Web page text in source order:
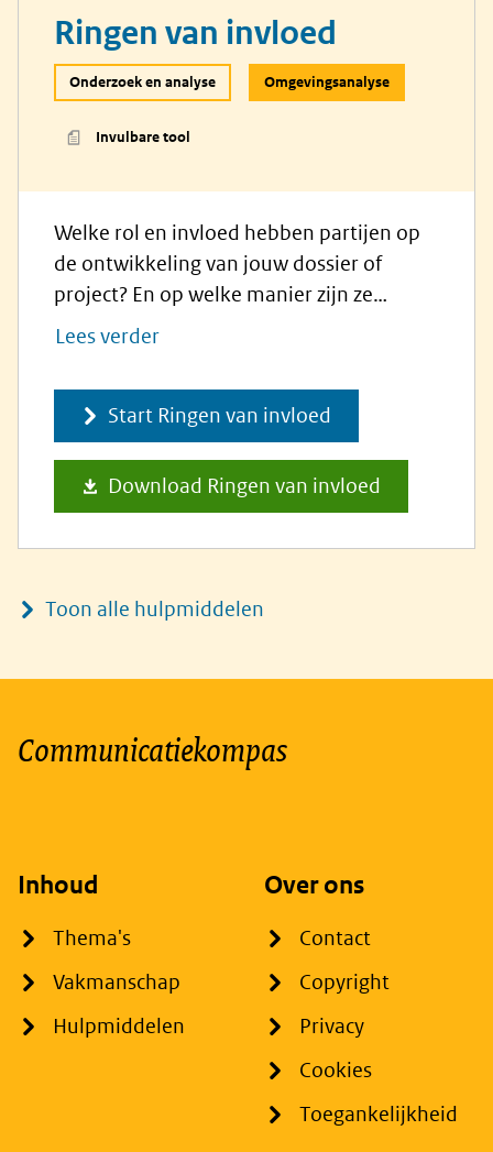
Ringen van invloed
Onderzoek en analyse Omgevingsanalyse
Invulbare tool
Welke rol en invloed hebben partijen op
de ontwikkeling van jouw dossier of
project? En op welke manier zijn ze
betrokken bij het onderwerp? Een Ringen
levert waardevolle bouwstenen op voor je
communicatiestrategie.
Lees verder
Start Ringen van invloed
Download Ringen van invloed
Toon alle hulpmiddelen
Communicatiekompas
Inhoud
Thema's
Vakmanschap
Hulpmiddelen
Over ons
Contact
Copyright
Privacy
Cookies
Toegankelijkheid